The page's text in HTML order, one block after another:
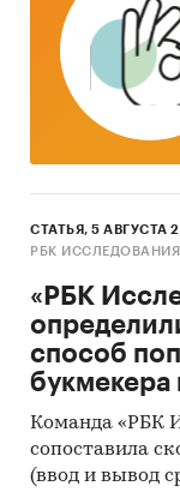
СТАТЬЯ, 5 АВГУСТА
РБК
«РБК
способ
Команда «РБК
сопоставила
(ввод и вывод